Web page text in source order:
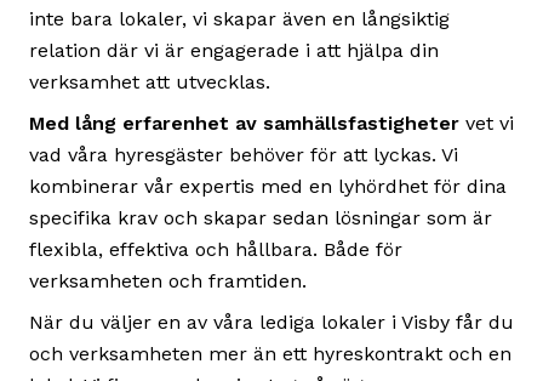
inte bara lokaler, vi skapar även en långsiktig
relation där vi är engagerade i att hjälpa din
verksamhet att utvecklas.
Med lång erfarenhet av samhällsfastigheter vet vi
vad våra hyresgäster behöver för att lyckas. Vi
kombinerar vår expertis med en lyhördhet för dina
specifika krav och skapar sedan lösningar som är
flexibla, effektiva och hållbara. Både för
verksamheten och framtiden.
När du väljer en av våra lediga lokaler i Visby får du
och verksamheten mer än ett hyreskontrakt och en